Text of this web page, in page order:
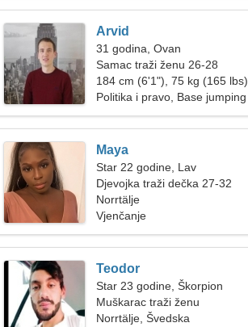
Arvid
31 godina, Ovan
Samac traži ženu 26-28
184 cm (6'1"), 75 kg (165 lbs)
Politika i pravo, Base jumping
Maya
Star 22 godine, Lav
Djevojka traži dečka 27-32
Norrtälje
Vjenčanje
Teodor
Star 23 godine, Škorpion
Muškarac traži ženu
Norrtälje, Švedska